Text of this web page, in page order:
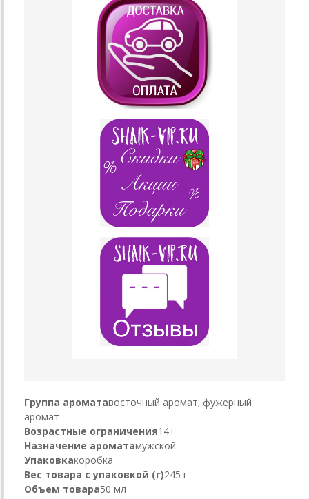
Группа ароматавосточный аромат; фужерный
аромат
Возрастные ограничения14+
Назначение ароматамужской
Упаковкакоробка
Вес товара с упаковкой (г)245 г
Объем товара50 мл